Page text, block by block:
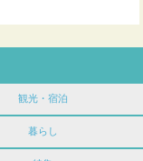
観光・宿泊
暮らし